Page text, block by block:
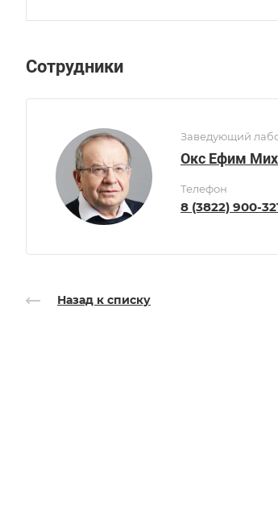
Сотрудники
Заведующий
Окс Ефим
Телефон
8 (3822) 900-
Назад к списку